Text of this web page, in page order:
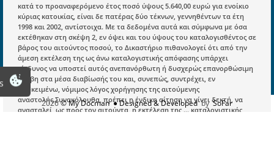
κατά το προαναφερόμενο έτος ποσό ύψους 5.640,00 ευρώ για ενοίκιο
κύριας κατοικίας, είναι δε πατέρας δύο τέκνων, γεννηθέντων τα έτη
1998 και 2002, αντίστοιχα. Με τα δεδομένα αυτά και σύμφωνα με όσα
εκτέθηκαν στη σκέψη 2, εν όψει και του ύψους του καταλογισθέντος σε
βάρος του αιτούντος ποσού, το Δικαστήριο πιθανολογεί ότι από την
άμεση εκτέλεση της ως άνω καταλογιστικής απόφασης υπάρχει
κίνδυνος να υποστεί αυτός ανεπανόρθωτη ή δυσχερώς επανορθώσιμη
βλάβη στα μέσα διαβίωσής του και, συνεπώς, συντρέχει, εν
προκειμένω, νόμιμος λόγος χορήγησης της αιτούμενης
αναστολής.Συνακόλουθα, πρέπει η ένδικη αίτηση να γίνει δεκτή, να
ανασταλεί, ως προς τον αιτούντα, η εκτέλεση της … καταλογιστικής
Βοηθός Αναζήτησης
Οροι χρησης ιστοτοπου
2026© My Docman● Designed & DevelopedbySoFar